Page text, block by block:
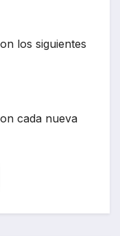
los siguientes
cada nueva